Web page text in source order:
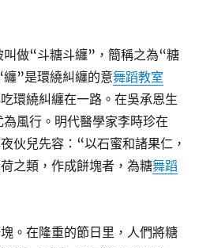
做“斗糖斗纏”，簡稱之為“糖
”是環繞糾纏的意舞蹈教室
環繞糾纏在一路。在吳承恩生
風行。明代醫學家李時珍在
伙兒先容：“以石蜜和諸果仁，
之類，作成餅塊者，為糖舞蹈
。在隆重的節日里，人們將糖